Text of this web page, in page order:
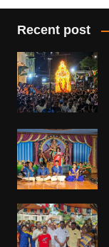
Recent post